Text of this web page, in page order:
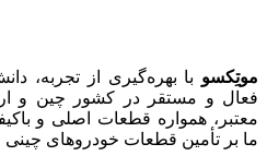
موتِکسو با بهره‌گیری از تجربه،
فعال و مستقر در کشور چین و
معتبر، همواره قطعات اصلی و
ما بر تأمین قطعات خودروهای